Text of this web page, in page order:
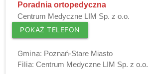
Poradnia ortopedyczna
Centrum Medyczne LIM Sp. z o.o.
POKAŻ TELEFON
Gmina: Poznań-Stare Miasto
Filia: Centrum Medyczne LIM Sp. z o.o.